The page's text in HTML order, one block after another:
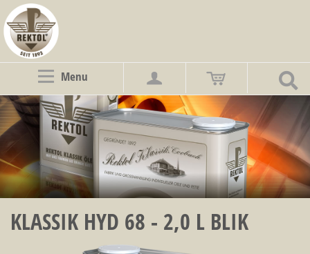
Menu
KLASSIK HYD 68 - 2,0 L BLIK